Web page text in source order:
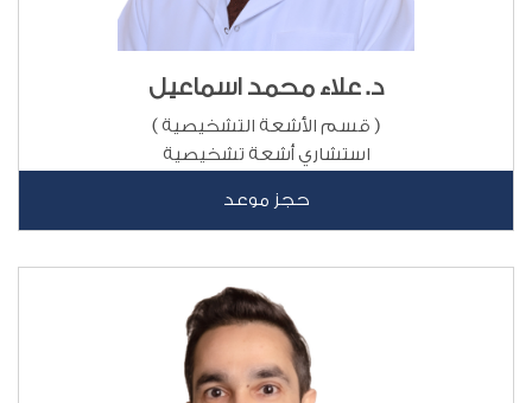
د. علاء محمد اسماعيل
( قسم الأشعة التشخيصية )
استشاري أشعة تشخيصية
حجز موعد